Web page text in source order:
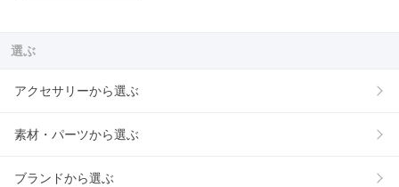
選ぶ
アクセサリーから選ぶ
素材・パーツから選ぶ
ブランドから選ぶ